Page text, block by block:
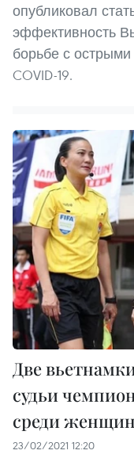
опубликовал
эффективность
борьбе с
COVID-19.
Две
судьи
среди женщин
23/02/2021 12:20